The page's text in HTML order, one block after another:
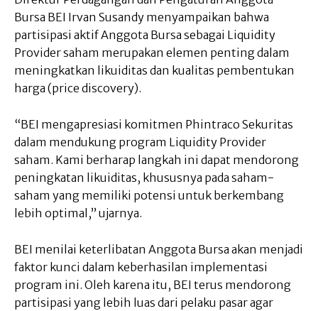
Bursa BEI Irvan Susandy menyampaikan bahwa
partisipasi aktif Anggota Bursa sebagai Liquidity
Provider saham merupakan elemen penting dalam
meningkatkan likuiditas dan kualitas pembentukan
harga (price discovery).
“BEI mengapresiasi komitmen Phintraco Sekuritas
dalam mendukung program Liquidity Provider
saham. Kami berharap langkah ini dapat mendorong
peningkatan likuiditas, khususnya pada saham-
saham yang memiliki potensi untuk berkembang
lebih optimal,” ujarnya.
BEI menilai keterlibatan Anggota Bursa akan menjadi
faktor kunci dalam keberhasilan implementasi
program ini. Oleh karena itu, BEI terus mendorong
partisipasi yang lebih luas dari pelaku pasar agar